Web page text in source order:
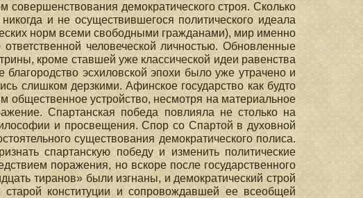
демократического строя. Сколько
и не осуществившегося политического идеала
норм всеми свободными гражданами), мир именно
человеческой личностью. Обновленные
кроме ставшей уже классической идеи равенства
эсхиловской эпохи было уже утрачено и
слишком дерзкими. Афинское государство как будто
устройство, несмотря на материальное
Спартанская победа повлияла не столько на
и просвещения. Спор со Спартой в духовной
существования демократического полиса.
спартанскую победу и изменить политические
поражения, но вскоре после государственного
тиранов» были изгнаны, и демократический строй
конституции и сопровождавшей ее всеобщей